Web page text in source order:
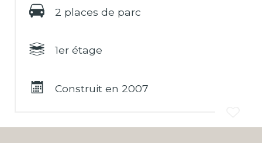
2 places de parc
1er étage
Construit en 2007